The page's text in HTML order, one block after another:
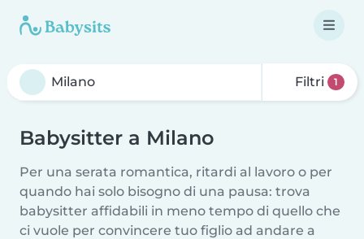
Filtri 1
Babysitter a Milano
Per una serata romantica, ritardi al lavoro o per
quando hai solo bisogno di una pausa: trova
babysitter affidabili in meno tempo di quello che
ci vuole per convincere tuo figlio ad andare a